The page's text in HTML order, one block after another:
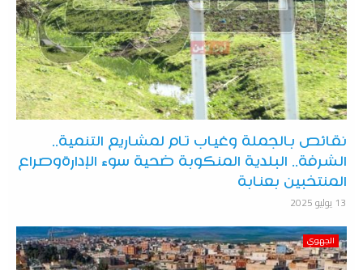
نقائص بالجملة وغياب تام لمشاريع التنمية..
الشرفة.. البلدية المنكوبة ضحية سوء الإدارةوصراع
المنتخبين بعنابة
13 يوليو 2025
الجهوي